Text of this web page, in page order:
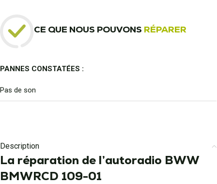
CE QUE NOUS POUVONS RÉPARER
PANNES CONSTATÉES :
Pas de son
Description
La réparation de l’autoradio BWW
BMWRCD 109-01